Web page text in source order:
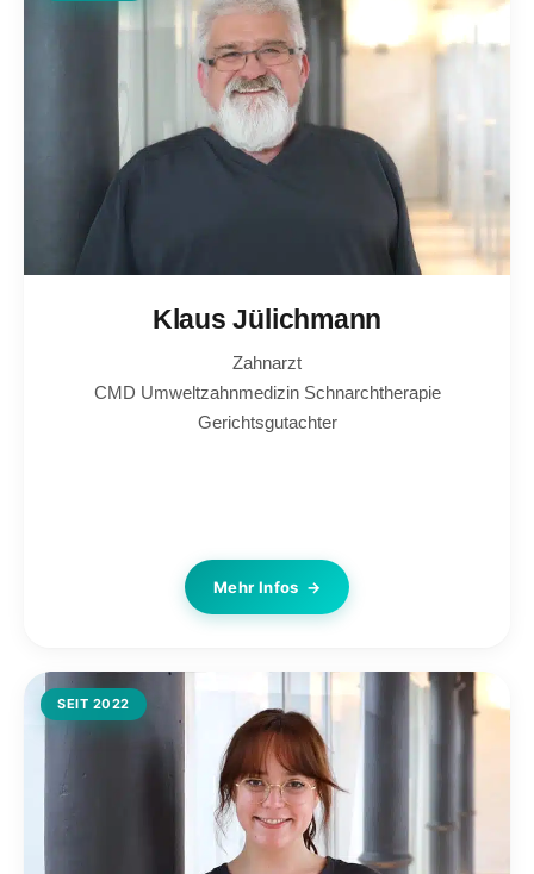
Klaus Jülichmann
Zahnarzt
CMD Umweltzahnmedizin Schnarchtherapie
Gerichtsgutachter
Mehr Infos